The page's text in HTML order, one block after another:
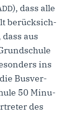
), dass alle
berück­sich­
aus
ins
die Bus­ver­
50 Minu­
des